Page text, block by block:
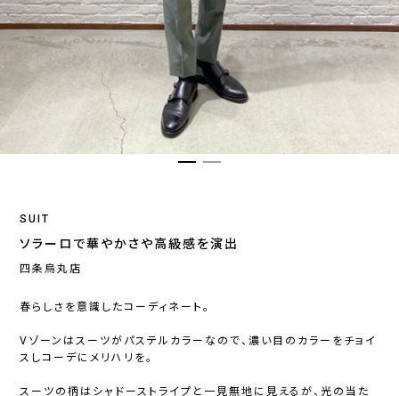
SUIT
ソラーロで華やかさや高級感を演出
四条烏丸店
春らしさを意識したコーディネート。
Vゾーンはスーツがパステルカラーなので、濃い目のカラーをチョイ
スしコーデにメリハリを。
スーツの柄はシャドーストライプと一見無地に見えるが、光の当た